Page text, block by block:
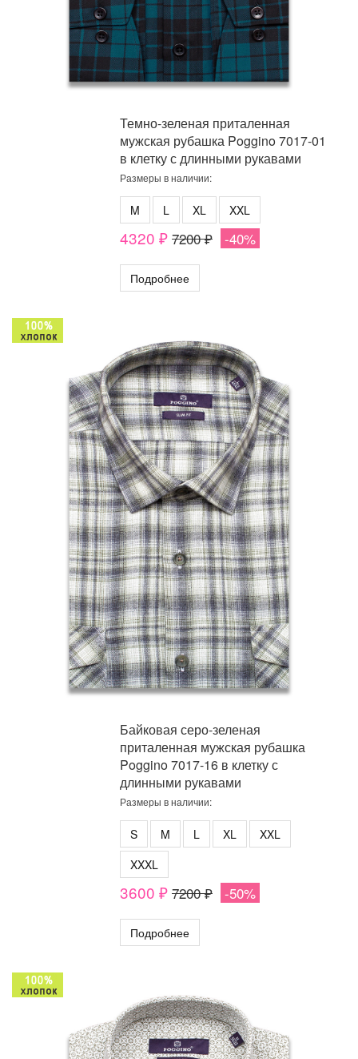
Темно-зеленая приталенная
мужская рубашка Poggino 7017-01
в клетку с длинными рукавами
Размеры в наличии:
M L XL XXL
4320 ₽ 7200 ₽ -40%
Подробнее
Байковая серо-зеленая
приталенная мужская рубашка
Poggino 7017-16 в клетку с
длинными рукавами
Размеры в наличии:
S M L XL
XXL
XXXL
3600 ₽ 7200 ₽ -50%
Подробнее